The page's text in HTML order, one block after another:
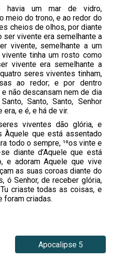
havia um mar de vidro,
meio do trono, e ao redor do
cheios de olhos, por diante
ser vivente era semelhante a
vivente, semelhante a um
tinha um rosto como
vivente era semelhante a
seres viventes tinham,
ao redor; e por dentro
não descansam nem de dia
Santo, Santo, Senhor
e é, e há de vir.
viventes dão glória, e
Àquele que está assentado
todo o sempre, ¹⁰os vinte e
diante d’Aquele que está
e adoram Aquele que vive
as suas coroas diante do
ó Senhor, de receber glória,
criaste todas as coisas, e
foram criadas.
Apocalipse 5